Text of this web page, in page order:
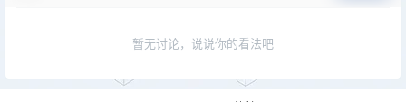
暂无讨论，说说你的看法吧